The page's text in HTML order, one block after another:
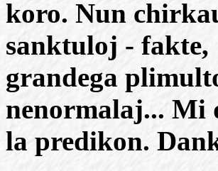
koro. Nun
sanktuloj - fakte,
grandega
nenormalaj... Mi
la predikon.